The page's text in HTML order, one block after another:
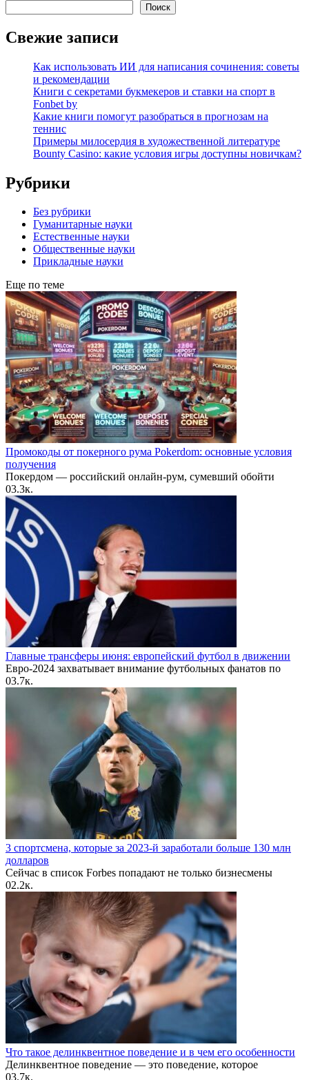
Поиск
Свежие записи
Как использовать ИИ для написания сочинения: советы
и рекомендации
Книги с секретами букмекеров и ставки на спорт в
Fonbet by
Какие книги помогут разобраться в прогнозам на
теннис
Примеры милосердия в художественной литературе
Bounty Casino: какие условия игры доступны новичкам?
Рубрики
Без рубрики
Гуманитарные науки
Естественные науки
Общественные науки
Прикладные науки
Еще по теме
Промокоды от покерного рума Pokerdom: основные условия
получения
Покердом — российский онлайн-рум, сумевший обойти
03.3к.
Главные трансферы июня: европейский футбол в движении
Евро-2024 захватывает внимание футбольных фанатов по
03.7к.
3 спортсмена, которые за 2023-й заработали больше 130 млн
долларов
Сейчас в список Forbes попадают не только бизнесмены
02.2к.
Что такое делинквентное поведение и в чем его особенности
Делинквентное поведение — это поведение, которое
03.7к.